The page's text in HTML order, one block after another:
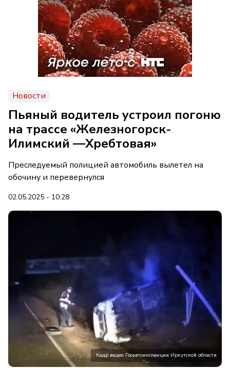
Новости
Пьяный водитель устроил погоню
на трассе «Железногорск-
Илимский —Хребтовая»
Преследуемый полицией автомобиль вылетел на
обочину и перевернулся
02.05.2025 - 10:28
Кадр видео Госавтоинспекции Иркутской области